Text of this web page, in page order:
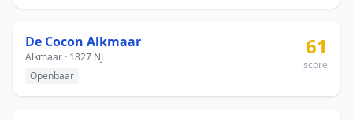
De Cocon Alkmaar
Alkmaar · 1827 NJ
Openbaar
61
score